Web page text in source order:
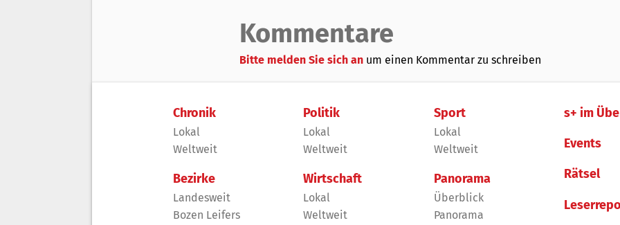
Kommentare
Bitte melden Sie sich an um einen Kommentar zu schreiben
Chronik
Lokal
Weltweit
Bezirke
Landesweit
Bozen Leifers
Politik
Lokal
Weltweit
Wirtschaft
Lokal
Weltweit
Sport
Lokal
Weltweit
Panorama
Überblick
Panorama
s+ im
Events
Rätsel